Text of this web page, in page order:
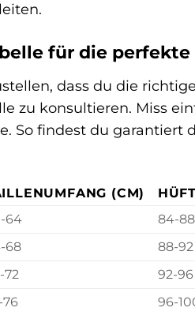
für die perfekte
dass du die
zu konsultieren. Miss
So findest du
(CM)
64
84-88
68
88-92
72
92-96
76
96-